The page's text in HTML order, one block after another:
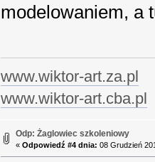
modelowaniem, a
www.wiktor-art.za.pl
www.wiktor-art.cba.pl
Odp: Żaglowiec szkoleniowy
«Odpowiedź #4 dnia: 08 Grudzień